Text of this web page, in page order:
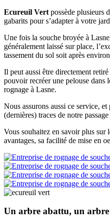
Ecureuil Vert possède plusieurs
gabarits pour s’adapter à votre
Une fois la souche broyée à
généralement laissé sur place,
tassement du sol soit après
Il peut aussi être directement
pouvoir recréer une pelouse dans
rognage à Lasne.
Nous assurons aussi ce service,
(dernières) traces de notre
Vous souhaitez en savoir plus sur
avantages, sa facilité de mise en
Un arbre abattu, un